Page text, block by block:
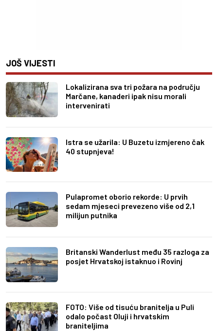
JOŠ VIJESTI
Lokalizirana sva tri požara na području
Marčane, kanaderi ipak nisu morali
intervenirati
Istra se užarila: U Buzetu izmjereno čak
40 stupnjeva!
Pulapromet oborio rekorde: U prvih
sedam mjeseci prevezeno više od 2,1
milijun putnika
Britanski Wanderlust među 35 razloga za
posjet Hrvatskoj istaknuo i Rovinj
FOTO: Više od tisuću branitelja u Puli
odalo počast Oluji i hrvatskim
braniteljima